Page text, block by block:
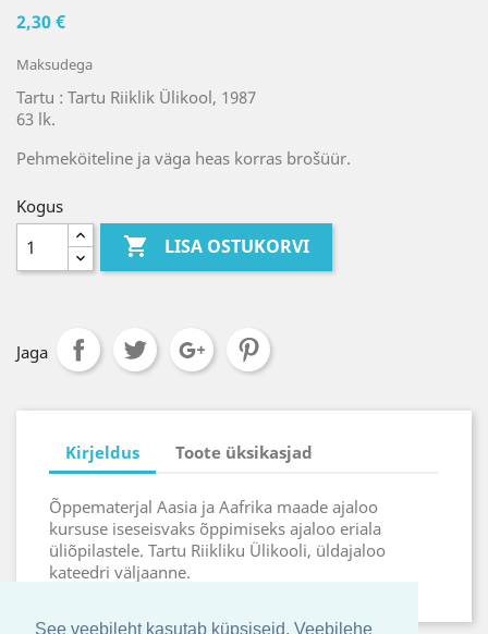
See veebileht kasutab küpsiseid. Veebilehe
2,30 €
Maksudega
Tartu : Tartu Riiklik Ülikool, 1987
63 lk.
Pehmeköiteline ja väga heas korras brošüür.
Kogus
 LISA OSTUKORVI
Jaga
Kirjeldus Toote üksikasjad
Õppematerjal Aasia ja Aafrika maade ajaloo
kursuse iseseisvaks õppimiseks ajaloo eriala
üliõpilastele. Tartu Riikliku Ülikooli, üldajaloo
kateedri väljaanne.